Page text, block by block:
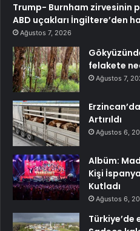
Trump- Burnham zirvesinin
ABD uçakları İngiltere’den
Ağustos 7, 2026
felakete
Ağustos 7,
Artırıldı
Ağustos 6,
Albüm:
Kişi
Kutladı
Ağustos 6,
Türkiye’de